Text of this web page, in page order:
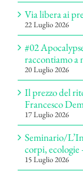
Via libera ai
22 Luglio 2026
#02
raccontiamo a
20 Luglio 2026
Il prezzo del
Francesco
17 Luglio 2026
Seminario/
corpi,
15 Luglio 2026